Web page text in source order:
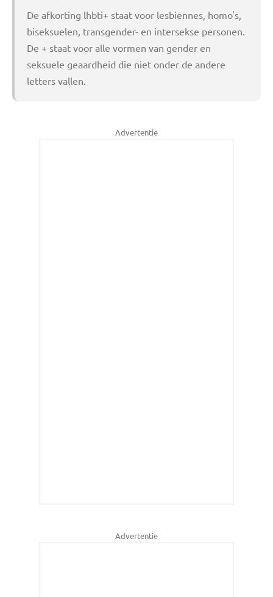
De afkorting lhbti+ staat voor lesbiennes, homo's,
biseksuelen, transgender- en intersekse personen.
De + staat voor alle vormen van gender en
seksuele geaardheid die niet onder de andere
letters vallen.
Advertentie
Advertentie